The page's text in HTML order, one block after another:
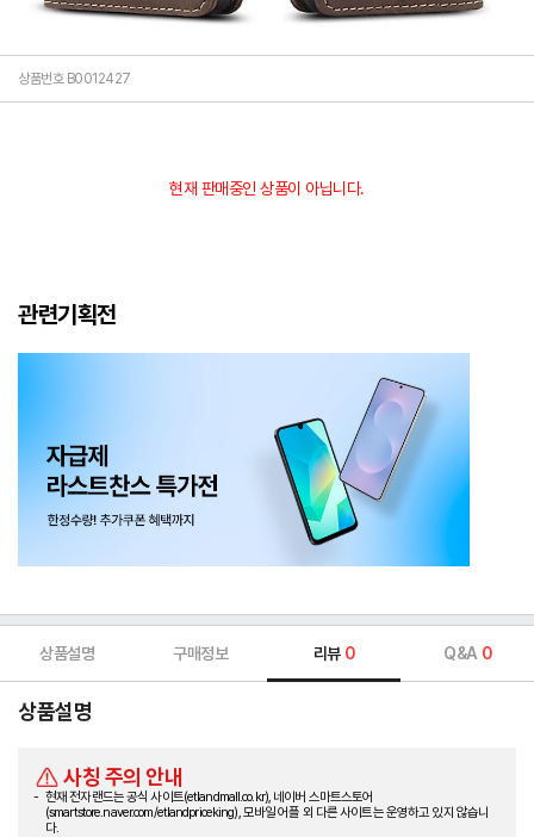
상품번호 B0012427
현재 판매중인 상품이 아닙니다.
관련기획전
상품설명 구매정보 리뷰 0 Q&A 0
상품설명
사칭 주의 안내
현재 전자랜드는 공식 사이트(etlandmall.co.kr), 네이버 스마트스토어
(smartstore.naver.com/etlandpriceking), 모바일 어플 외 다른 사이트는 운영하고 있지 않습니
다.